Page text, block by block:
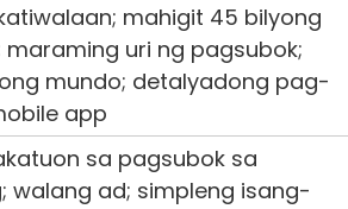
mahigit 45 bilyong
uri ng pagsubok;
mundo; detalyadong pag-
app
sa pagsubok sa
walang ad; simpleng isang-